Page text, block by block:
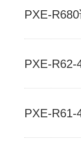
PXE-
PXE-R62-
PXE-R61-